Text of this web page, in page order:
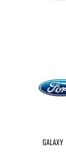
GALAXY